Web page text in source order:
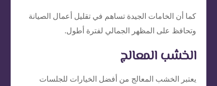
كما أن الخامات الجيدة تساهم في تقليل أعمال الصيانة
وتحافظ على المظهر الجمالي لفترة أطول.
الخشب المعالج
يعتبر الخشب المعالج من أفضل الخيارات للجلسات